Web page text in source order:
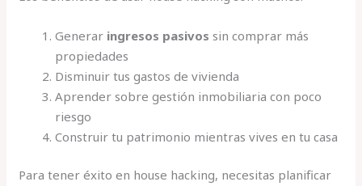
Generar ingresos pasivos sin comprar más
propiedades
Disminuir tus gastos de vivienda
Aprender sobre gestión inmobiliaria con poco
riesgo
Construir tu patrimonio mientras vives en tu casa
Para tener éxito en house hacking, necesitas planificar